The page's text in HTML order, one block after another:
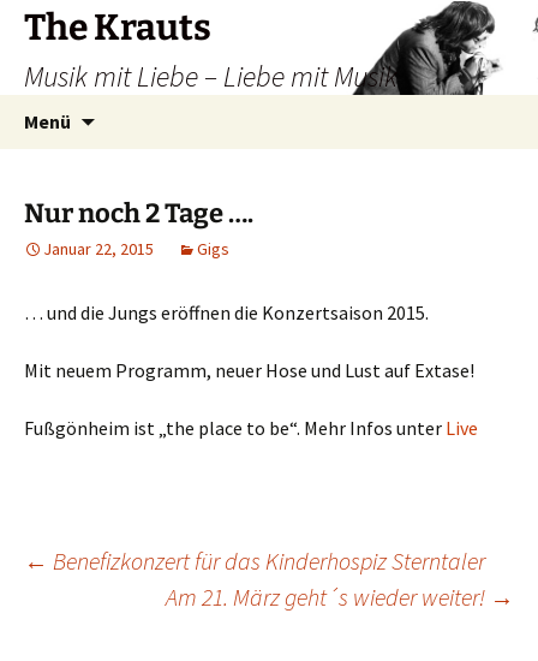
Zum
Inhalt
springen
The Krauts
Musik mit Liebe – Liebe mit Musik
Menü
Nur noch 2 Tage ….
Januar 22, 2015 Gigs
… und die Jungs eröffnen die Konzertsaison 2015.
Mit neuem Programm, neuer Hose und Lust auf Extase!
Fußgönheim ist „the place to be“. Mehr Infos unter Live
Beitragsnavigation
← Benefizkonzert für das Kinderhospiz Sterntaler
Am 21. März geht´s wieder weiter! →